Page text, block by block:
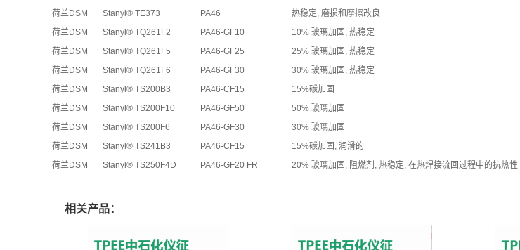
荷兰DSM
Stanyl® TE373 PA46 热稳定, 磨损和摩擦改良
荷兰DSM
Stanyl® TQ261F2 PA46-GF10 10% 玻璃加固, 热稳定
荷兰DSM
Stanyl® TQ261F5 PA46-GF25 25% 玻璃加固, 热稳定
荷兰DSM
Stanyl® TQ261F6 PA46-GF30 30% 玻璃加固, 热稳定
荷兰DSM
Stanyl® TS200B3 PA46-CF15 15%碳加固
荷兰DSM
Stanyl® TS200F10 PA46-GF50 50% 玻璃加固
荷兰DSM
Stanyl® TS200F6 PA46-GF30 30% 玻璃加固
荷兰DSM
Stanyl® TS241B3 PA46-CF15 15%碳加固, 润滑的
荷兰DSM
Stanyl® TS250F4D PA46-GF20 FR 20% 玻璃加固, 阻燃剂, 热稳定, 在热焊接流回过程中的抗热性
相关产品：